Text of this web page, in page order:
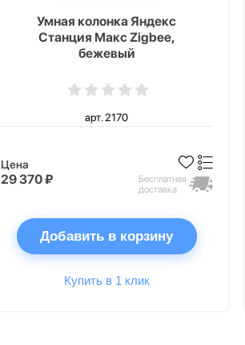
Умная колонка Яндекс
Станция Макс Zigbee,
бежевый
арт. 2170
Цена
29 370 ₽
Бесплатная
доставка
Добавить в корзину
Купить в 1 клик